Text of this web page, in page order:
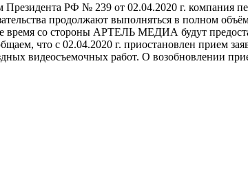
РФ № 239 от 02.04.2020 г. компания
продолжают выполняться в полном
время со стороны АРТЕЛЬ МЕДИА будут
что с 02.04.2020 г. приостановлен прием
видеосъемочных работ. О возобновлении